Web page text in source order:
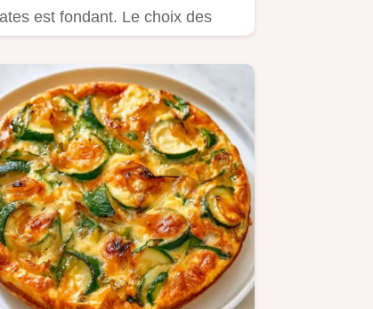
est fondant. Le choix des